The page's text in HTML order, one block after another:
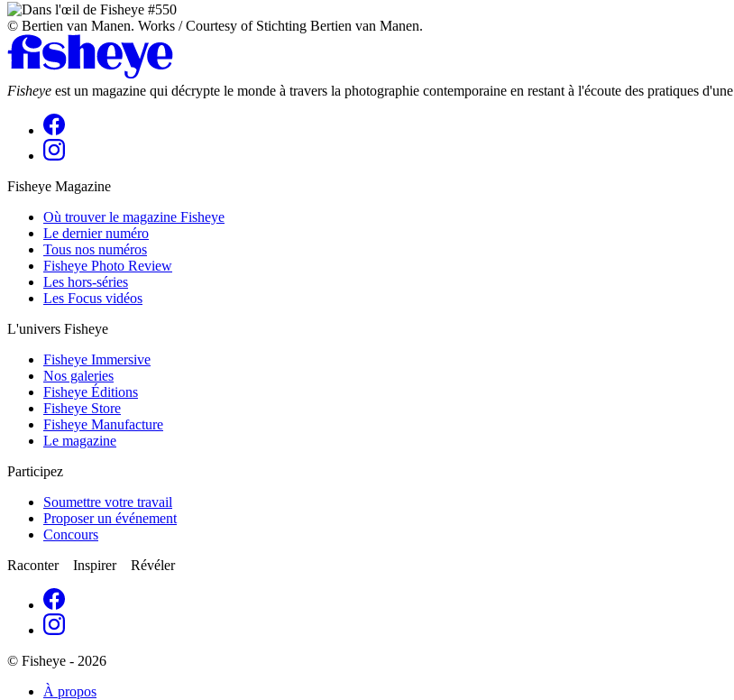
© Bertien van Manen. Works / Courtesy of Stichting Bertien van Manen.
Fisheye est un magazine qui décrypte le monde à travers la photographie contemporaine en restant à l'écoute des pratiques d'une
Fisheye Magazine
Où trouver le magazine Fisheye
Le dernier numéro
Tous nos numéros
Fisheye Photo Review
Les hors-séries
Les Focus vidéos
L'univers Fisheye
Fisheye Immersive
Nos galeries
Fisheye Éditions
Fisheye Store
Fisheye Manufacture
Le magazine
Participez
Soumettre votre travail
Proposer un événement
Concours
Raconter Inspirer Révéler
© Fisheye - 2026
À propos